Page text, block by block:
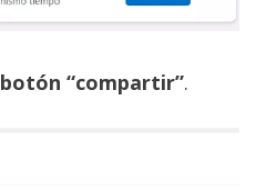
botón “compartir”.